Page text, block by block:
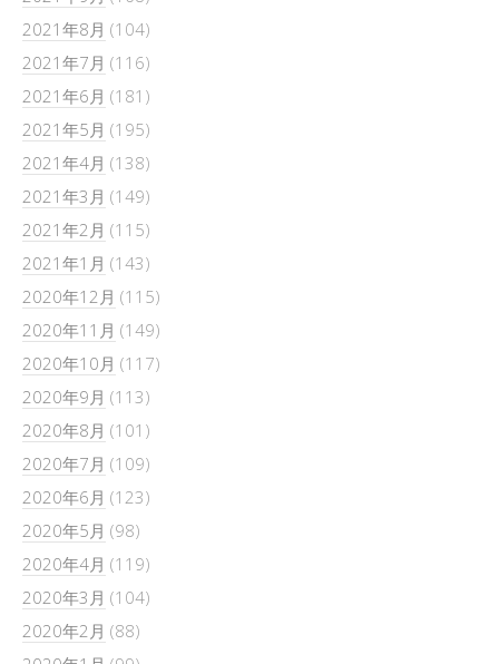
2021年8月 (104)
2021年7月 (116)
2021年6月 (181)
2021年5月 (195)
2021年4月 (138)
2021年3月 (149)
2021年2月 (115)
2021年1月 (143)
2020年12月 (115)
2020年11月 (149)
2020年10月 (117)
2020年9月 (113)
2020年8月 (101)
2020年7月 (109)
2020年6月 (123)
2020年5月 (98)
2020年4月 (119)
2020年3月 (104)
2020年2月 (88)